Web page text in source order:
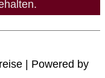
| Powered by